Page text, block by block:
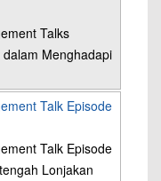
Talks
dalam Menghadapi
Talk Episode
Talk Episode
Lonjakan